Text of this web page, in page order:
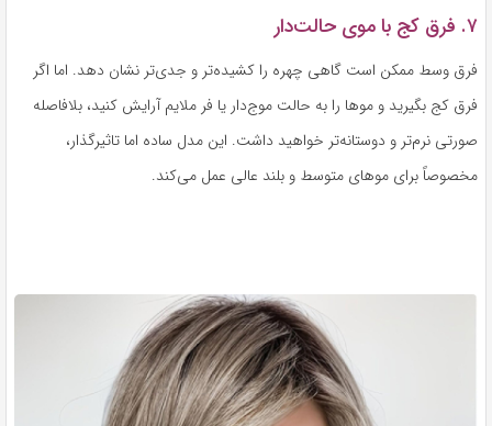
۷. فرق کج با موی حالت‌دار
فرق وسط ممکن است گاهی چهره را کشیده‌تر و جدی‌تر نشان دهد. اما اگر
فرق کج بگیرید و موها را به حالت موج‌دار یا فر ملایم آرایش کنید، بلافاصله
صورتی نرم‌تر و دوستانه‌تر خواهید داشت. این مدل ساده اما تاثیرگذار،
مخصوصاً برای موهای متوسط و بلند عالی عمل می‌کند.